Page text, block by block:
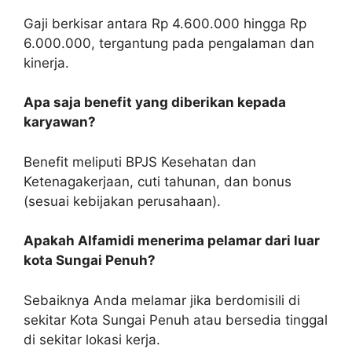
Gaji berkisar antara Rp 4.600.000 hingga Rp
6.000.000, tergantung pada pengalaman dan
kinerja.
Apa saja benefit yang diberikan kepada
karyawan?
Benefit meliputi BPJS Kesehatan dan
Ketenagakerjaan, cuti tahunan, dan bonus
(sesuai kebijakan perusahaan).
Apakah Alfamidi menerima pelamar dari luar
kota Sungai Penuh?
Sebaiknya Anda melamar jika berdomisili di
sekitar Kota Sungai Penuh atau bersedia tinggal
di sekitar lokasi kerja.